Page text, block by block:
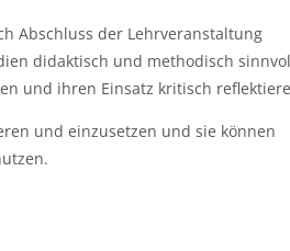
Abschluss der Lehrveranstaltung
didaktisch und methodisch
und ihren Einsatz kritisch
und einzusetzen und sie können